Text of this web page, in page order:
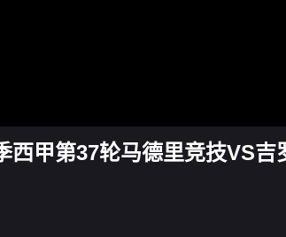
西甲第37轮马德里竞技VS吉